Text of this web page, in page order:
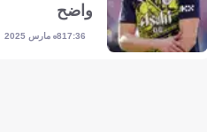
واضح
17:368 مارس 2025